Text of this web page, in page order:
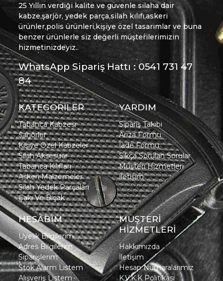
25 Yıllın verdiği kalite ve güvenle silaha dair
kabze,şarjör, yedek parça,silah kılıfı,askeri
ürünler,polis ürünleri,kişiye özel tasarımlar ve buna
benzer ürünlerle siz değerli müşterilerimizin
hizmetinizdeyiz..
WhatsApp Sipariş Hattı : 0541 731 47
84
KATEGORİLER
Tabanca Kabzesi
Şarjörler
Kişiye Özel Kabzeler
Silah Aksesuar
Tabanca Kılıfları
Askeri Malzemeler
Silah Yedek Parçaları
Çakı Ve Bıçak
YARDIM
Sipariş Takibi
Arıza Formu
İade Formu
Sıkça Sorulan Sorular
Müşteri Hizmetleri
İletişim
HESABIM
Üyelik Bilgilerim
Adres Bilgilerim
Siparişlerim
Stok Alarm Listem
Alışveriş Listem
MÜŞTERİ
HİZMETLERİ
Hakkımızda
İletişim
Hesap Numaralarımız
K.V.K.K Politikası